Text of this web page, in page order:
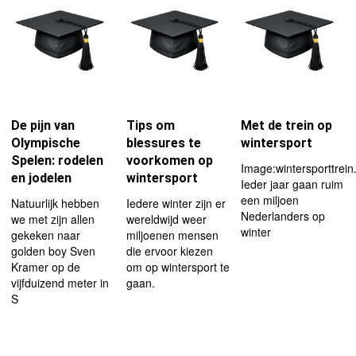
De pijn van
Olympische
Spelen: rodelen
en jodelen
Natuurlijk hebben
we met zijn allen
gekeken naar
golden boy Sven
Kramer op de
vijfduizend meter in
S
Tips om
blessures te
voorkomen op
wintersport
Iedere winter zijn er
wereldwijd weer
miljoenen mensen
die ervoor kiezen
om op wintersport te
gaan.
Met de trein op
wintersport
Ieder jaar gaan ruim
een miljoen
Nederlanders op
winter